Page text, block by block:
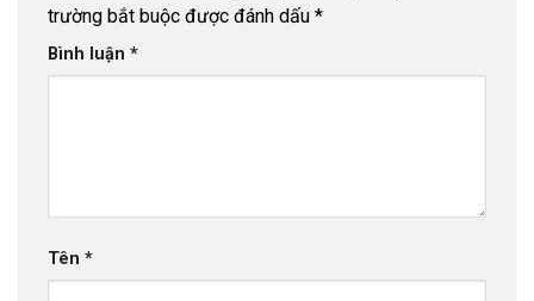
trường bắt buộc được đánh dấu *
Bình luận *
Tên *